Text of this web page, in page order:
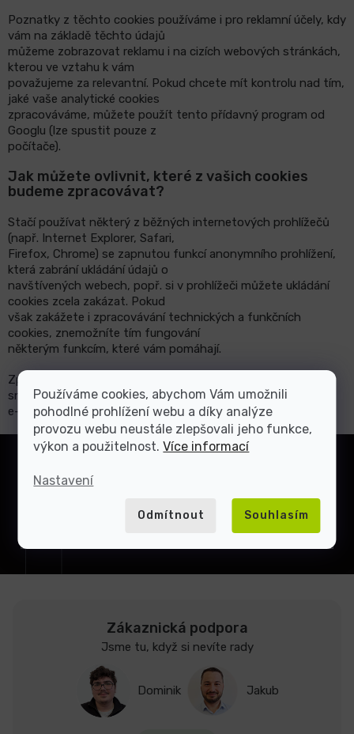
Používáme cookies, abychom Vám umožnili
pohodlné prohlížení webu a díky analýze
provozu webu neustále zlepšovali jeho funkce,
výkon a použitelnost.Více informací
Nastavení
Odmítnout Souhlasím
Poznatky z těchto cookies používáme i pro reklamní účely, kdy
vám na základě těchto údajů
můžeme zobrazovat reklamu i na cizích webových stránkách,
kterou ve vztahu k vám
považujeme za relevantní. Pokud chcete mít kontrolu nad tím,
jaké vaše analytické cookies
zpracováváme, můžete použít tento přídavný program od
Googlu (lze spustit pouze z
počítače).
Jak můžete ovlivnit, které z vašich cookies
budeme zpracovávat?
Stačí používat některý z běžných internetových prohlížečů
(např. Internet Explorer, Safari,
Firefox, Chrome) se zapnutou funkcí anonymního prohlížení,
která zabrání ukládání údajů o
navštívených webech, popř. si v prohlížeči můžete ukládání
cookies zcela zakázat. Pokud
však zakážete i zpracovávání technických a funkčních
cookies, znemožníte tím fungování
některým funkcím, které vám pomáhají.
Zpracovávání analytických cookies z naší strany můžete mít
snadno pod kontrolou a to díky nastavení v patičce našeho
e-shopu!
Vložením e-mailu souhlasíte spodmínkami ochrany
Zákaznická podpora
Jsme tu, když si nevíte rady
Dominik Jakub